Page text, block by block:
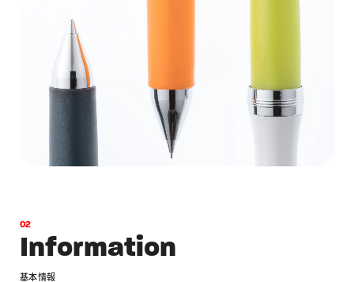
02
Information
基本情報